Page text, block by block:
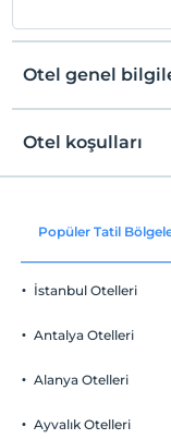
Otel genel
Otel koşulları
Check/in
Check/out
En geç saat 12:00 ve
Evcil Hayvan
2 yaşına kadar olan
Popüler Tatil
İstanbul Otelleri
Antalya Otelleri
Alanya Otelleri
Ayvalık Otelleri